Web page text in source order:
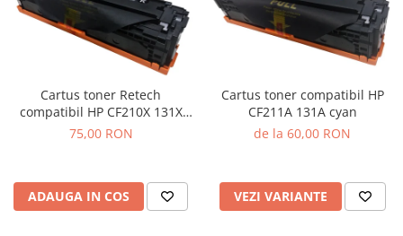
Cartus toner Retech
compatibil HP CF210X 131X
black
75,00 RON
ADAUGA IN COS
Cartus toner compatibil HP
CF211A 131A cyan
de la 60,00 RON
VEZI VARIANTE